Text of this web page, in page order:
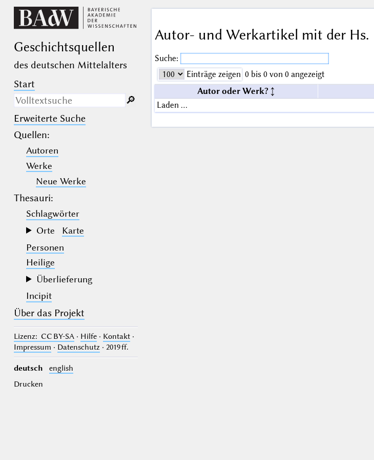
Geschichts­quellen
des deutschen Mittelalters
Start
Nur in Beschreibungs­texten
suchen
(der Unterstrich) ist Platzhalter für
genau ein Zeichen.
(das Prozentzeichen) ist Platzhalter
für kein, ein oder mehr als ein
Zeichen.
🔎︎
Erweiterte Suche
Quellen:
Autoren
Werke
Neue Werke
Thesauri:
Schlagwörter
Orte
Karte
Personen
Heilige
Überlieferung
Incipit
Über das Projekt
Lizenz: CC BY-SA· Hilfe· Kontakt·
Impressum · Datenschutz· 2019 ff.
deutsch
english
Drucken
Autor- und Werkartikel mit der Hs.
Suche:
Einträge zeigen 0 bis 0 von 0 angezeigt
Autor oder Werk?
Laden …